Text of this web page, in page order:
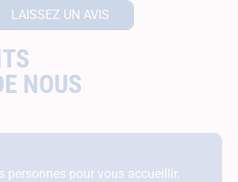
LAISSEZ UN AVIS
NOUS
personnes pour vous accueillir.